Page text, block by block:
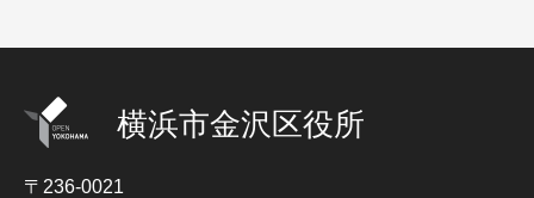
横浜市金沢区役所
〒236-0021